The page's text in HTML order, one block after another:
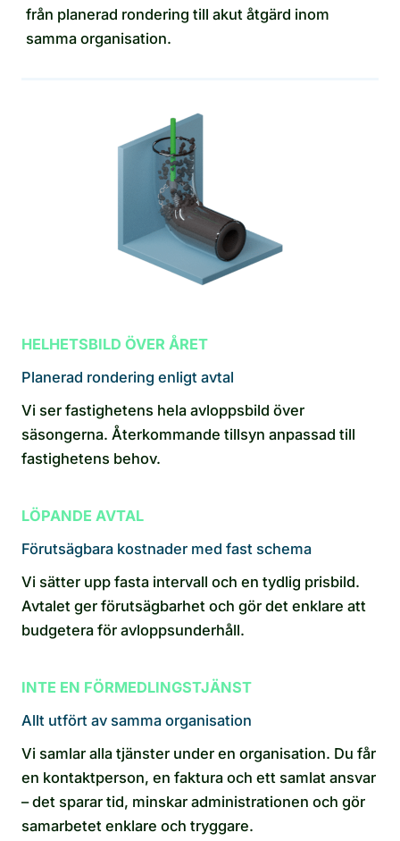
från planerad rondering till akut åtgärd inom
samma organisation.
HELHETSBILD ÖVER ÅRET
Planerad rondering enligt avtal
Vi ser fastighetens hela avloppsbild över
säsongerna. Återkommande tillsyn anpassad till
fastighetens behov.
LÖPANDE AVTAL
Förutsägbara kostnader med fast schema
Vi sätter upp fasta intervall och en tydlig prisbild.
Avtalet ger förutsägbarhet och gör det enklare att
budgetera för avloppsunderhåll.
INTE EN FÖRMEDLINGSTJÄNST
Allt utfört av samma organisation
Vi samlar alla tjänster under en organisation. Du får
en kontaktperson, en faktura och ett samlat ansvar
– det sparar tid, minskar administrationen och gör
samarbetet enklare och tryggare.